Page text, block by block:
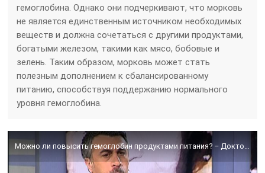
гемоглобина. Однако они подчеркивают, что морковь
не является единственным источником необходимых
веществ и должна сочетаться с другими продуктами,
богатыми железом, такими как мясо, бобовые и
зелень. Таким образом, морковь может стать
полезным дополнением к сбалансированному
питанию, способствуя поддержанию нормального
уровня гемоглобина.